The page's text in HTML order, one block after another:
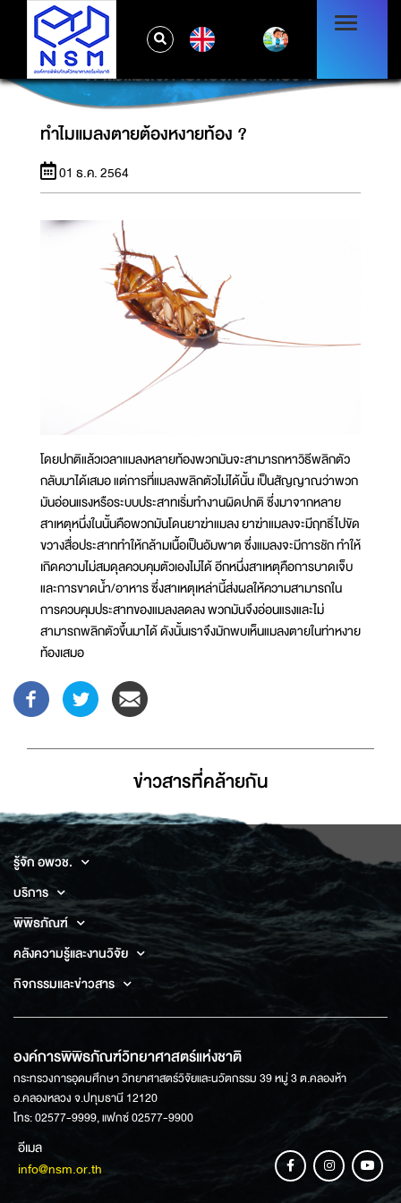
ทำไมแมลงตายต้องหงายท้อง ?
ทำไมแมลงตายต้องหงายท้อง ?
01 ธ.ค. 2564
โดยปกติแล้วเวลาแมลงหลายท้องพวกมันจะสามารถหาวิธีพลิกตัว
กลับมาได้เสมอ แต่การที่แมลงพลิกตัวไม่ได้นั้น เป็นสัญญาณว่าพวก
มันอ่อนแรงหรือระบบประสาทเริ่มทำงานผิดปกติ ซึ่งมาจากหลาย
สาเหตุหนึ่งในนั้นคือพวกมันโดนยาฆ่าแมลง ยาฆ่าแมลงจะมีฤทธิ์ไปขัด
ขวางสื่อประสาททำให้กล้ามเนื้อเป็นอัมพาต ซึ่งแมลงจะมีการชัก ทำให้
เกิดความไม่สมดุลควบคุมตัวเองไม่ได้ อีกหนึ่งสาเหตุคือการบาดเจ็บ
และการขาดน้ำ/อาหาร ซึ่งสาเหตุเหล่านี้ส่งผลให้ความสามารถใน
การควบคุมประสาทของแมลงลดลง พวกมันจึงอ่อนแรงและไม่
สามารถพลิกตัวขึ้นมาได้ ดังนั้นเราจึงมักพบเห็นแมลงตายในท่าหงาย
ท้องเสมอ
ข่าวสารที่่คล้ายกัน
รู้จัก อพวช.
บริการ
พิพิธภัณฑ์
คลังความรู้และงานวิจัย
กิจกรรมและข่าวสาร
องค์การพิพิธภัณฑ์วิทยาศาสตร์แห่งชาติ
กระทรวงการอุดมศึกษา วิทยาศาสตร์วิจัยและนวัตกรรม 39 หมู่ 3 ต.คลองห้า
อ.คลองหลวง จ.ปทุมธานี 12120
โทร: 02577-9999, แฟกซ์ 02577-9900
อีเมล
info@nsm.or.th